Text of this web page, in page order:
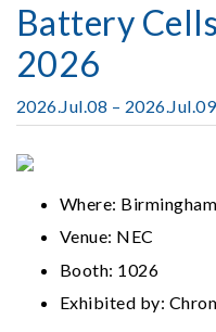
Battery
2026
2026.Jul.08 – 2026.Jul.09
Where:
Venue: NEC
Booth: 1026
Exhibited by: